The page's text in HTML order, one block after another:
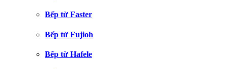
Bếp từ Faster
Bếp từ Fujioh
Bếp từ Hafele